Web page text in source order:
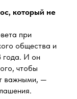
который не
при
общества и
года. И он
чтобы
важными, —